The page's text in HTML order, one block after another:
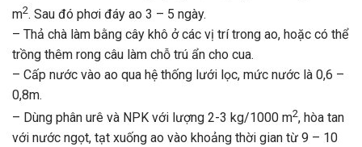
m2. Sau đó phơi đáy ao 3 – 5 ngày.
– Thả chà làm bằng cây khô ở các vị trí trong ao, hoặc có thể
trồng thêm rong câu làm chỗ trú ẩn cho cua.
– Cấp nước vào ao qua hệ thống lưới lọc, mức nước là 0,6 –
0,8m.
– Dùng phân urê và NPK với lượng 2-3 kg/1000 m2, hòa tan
với nước ngọt, tạt xuống ao vào khoảng thời gian từ 9 – 10